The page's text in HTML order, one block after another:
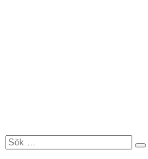
Sök
efter: